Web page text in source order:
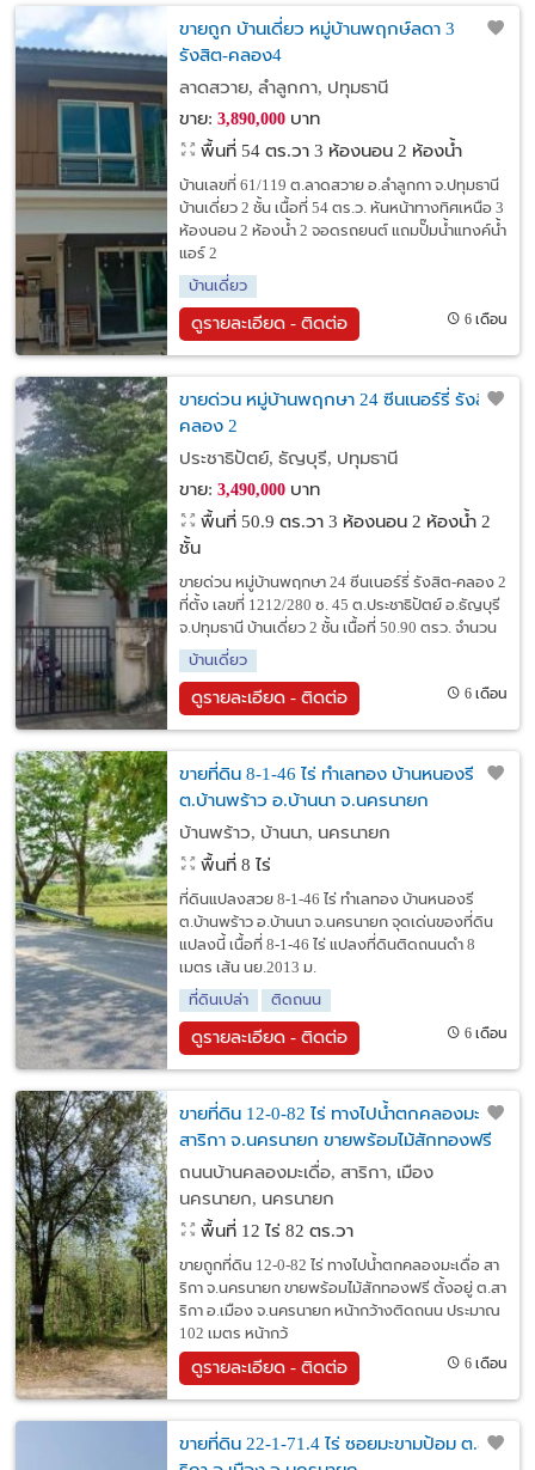
ขายถูก บ้านเดี่ยว หมู่บ้านพฤกษ์ลดา 3
รังสิต-คลอง4
ลาดสวาย, ลำลูกกา, ปทุมธานี
ขาย: 3,890,000บาท
พื้นที่ 54 ตร.วา 3 ห้องนอน 2 ห้องน้ำ
บ้านเลขที่ 61/119 ต.ลาดสวาย อ.ลำลูกกา จ.ปทุมธานี
บ้านเดี่ยว 2 ชั้น เนื้อที่ 54 ตร.ว. หันหน้าทางทิศเหนือ 3
ห้องนอน 2 ห้องน้ำ 2 จอดรถยนต์ แถมปั๊มน้ำแทงค์น้ำ
แอร์ 2
บ้านเดี่ยว
ดูรายละเอียด - ติดต่อ 6 เดือน
ขายด่วน หมู่บ้านพฤกษา 24 ซีนเนอร์รี่ รังสิต-
คลอง 2
ประชาธิปัตย์, ธัญบุรี, ปทุมธานี
ขาย: 3,490,000บาท
พื้นที่ 50.9 ตร.วา 3 ห้องนอน 2 ห้องน้ำ 2
ชั้น
ขายด่วน หมู่บ้านพฤกษา 24 ซีนเนอร์รี่ รังสิต-คลอง 2
ที่ตั้ง เลขที่ 1212/280 ซ. 45 ต.ประชาธิปัตย์ อ.ธัญบุรี
จ.ปทุมธานี บ้านเดี่ยว 2 ชั้น เนื้อที่ 50.90 ตรว. จำนวน
บ้านเดี่ยว
ดูรายละเอียด - ติดต่อ 6 เดือน
ขายที่ดิน 8-1-46 ไร่ ทำเลทอง บ้านหนองรี
ต.บ้านพร้าว อ.บ้านนา จ.นครนายก
บ้านพร้าว, บ้านนา, นครนายก
พื้นที่ 8 ไร่
ที่ดินแปลงสวย 8-1-46 ไร่ ทำเลทอง บ้านหนองรี
ต.บ้านพร้าว อ.บ้านนา จ.นครนายก จุดเด่นของที่ดิน
แปลงนี้ เนื้อที่ 8-1-46 ไร่ แปลงที่ดินติดถนนดำ 8
เมตร เส้น นย.2013 ม.
ที่ดินเปล่า
ติดถนน
ดูรายละเอียด - ติดต่อ 6 เดือน
ขายที่ดิน 12-0-82 ไร่ ทางไปน้ำตกคลองมะเดื่อ
สาริกา จ.นครนายก ขายพร้อมไม้สักทองฟรี
ถนนบ้านคลองมะเดื่อ, สาริกา, เมือง
นครนายก, นครนายก
พื้นที่ 12 ไร่ 82 ตร.วา
ขายถูกที่ดิน 12-0-82 ไร่ ทางไปน้ำตกคลองมะเดื่อ สา
ริกา จ.นครนายก ขายพร้อมไม้สักทองฟรี ตั้งอยู่ ต.สา
ริกา อ.เมือง จ.นครนายก หน้ากว้างติดถนน ประมาณ
102 เมตร หน้ากว้
ดูรายละเอียด - ติดต่อ 6 เดือน
ขายที่ดิน 22-1-71.4 ไร่ ซอยมะขามป้อม ต.สา